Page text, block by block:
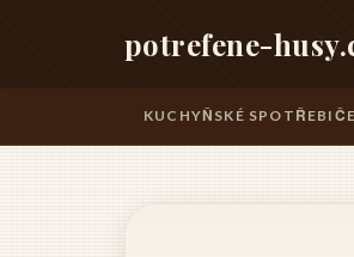
potrefene-
KUCHYŇSKÉ SPOTŘEBIČE